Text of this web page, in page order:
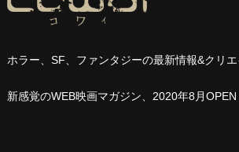
ホラー、SF、ファンタジーの最新情報&クリ
新感覚のWEB映画マガジン、2020年8月OPEN